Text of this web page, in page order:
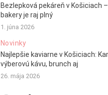
Bezlepková pekáreň v Košiciach
bakery je raj plný
1. júna 2026
Novinky
Najlepšie kaviarne v Košiciach:
výberovú kávu, brunch aj
26. mája 2026